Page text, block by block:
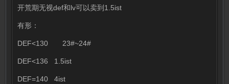
开荒期无视def和lv可以卖到1.5ist
有形：
DEF<130 23#~24#
DEF<136 1.5ist
DEF=140 4ist